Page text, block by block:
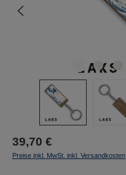
39,70 €
Preise inkl. MwSt. inkl. Versandkosten